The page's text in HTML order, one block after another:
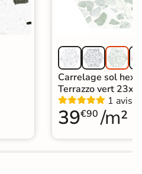
Carrelage sol
Terrazzo vert
1 avis
39€90 /m²